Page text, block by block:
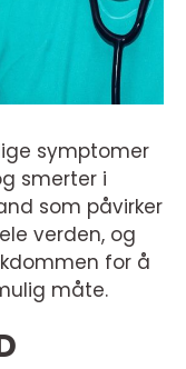
symptomer
smerter i
som påvirker
verden, og
for å
måte.